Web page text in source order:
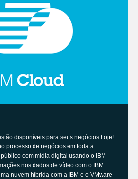
disponíveis para seus negócios hoje!
processo de negócios em toda a
com mídia digital usando o IBM
nos dados de vídeo com o IBM
nuvem híbrida com a IBM e o VMware